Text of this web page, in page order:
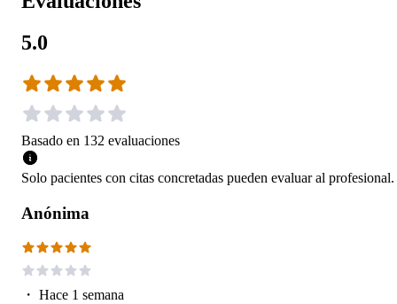
5.0
Basado en 132 evaluaciones
Solo pacientes con citas concretadas pueden evaluar al profesional.
Anónima
・ Hace 1 semana